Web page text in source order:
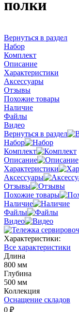
полки
Вернуться в раздел
Набор
Комплект
Описание
Характеристики
Аксессуары
Отзывы
Похожие товары
Наличие
Файлы
Видео
Вернуться в раздел
Набор
Комплект
Описание
Характеристики
Аксессуары
Отзывы
Похожие товары
Наличие
Файлы
Видео
Характеристики:
Все характеристики
Длина
800 мм
Глубина
500 мм
Коллекция
Оснащение складов
0 ₽